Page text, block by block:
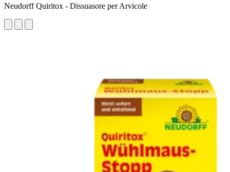
Neudorff Quiritox - Dissuasore per Arvicole